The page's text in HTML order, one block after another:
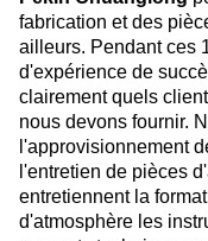
fabrication et des
ailleurs. Pendant ces
d'expérience de
clairement quels
nous devons fournir.
l'approvisionnement
l'entretien de pièces
entretiennent la
d'atmosphère les